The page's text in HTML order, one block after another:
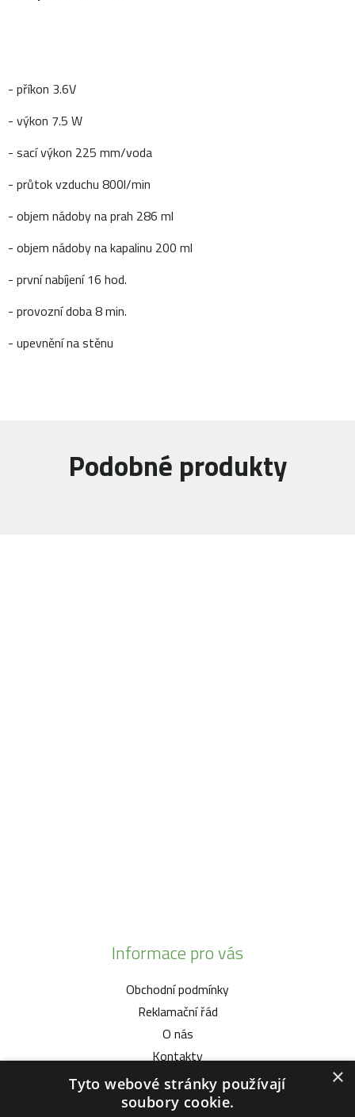
- příkon 3.6V
- výkon 7.5 W
- sací výkon 225 mm/voda
- průtok vzduchu 800l/min
- objem nádoby na prah 286 ml
- objem nádoby na kapalinu 200 ml
- první nabíjení 16 hod.
- provozní doba 8 min.
- upevnění na stěnu
Podobné produkty
Informace pro vás
Obchodní podmínky
Reklamační řád
O nás
Kontakty
Vybíráme pro vás
×
Tyto webové stránky používají
soubory cookie.